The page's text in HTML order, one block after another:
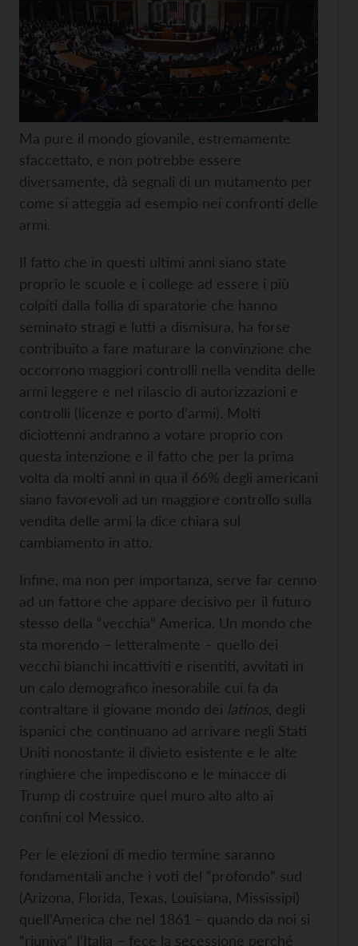
Ma pure il mondo giovanile, estremamente
sfaccettato, e non potrebbe essere
diversamente, dà segnali di un mutamento per
come si atteggia ad esempio nei confronti delle
armi.
Il fatto che in questi ultimi anni siano state
proprio le scuole e i college ad essere i più
colpiti dalla follia di sparatorie che hanno
seminato stragi e lutti a dismisura, ha forse
contribuito a fare maturare la convinzione che
occorrono maggiori controlli nella vendita delle
armi leggere e nel rilascio di autorizzazioni e
controlli (licenze e porto d’armi). Molti
diciottenni andranno a votare proprio con
questa intenzione e il fatto che per la prima
volta da molti anni in qua il 66% degli americani
siano favorevoli ad un maggiore controllo sulla
vendita delle armi la dice chiara sul
cambiamento in atto.
Infine, ma non per importanza, serve far cenno
ad un fattore che appare decisivo per il futuro
stesso della “vecchia” America. Un mondo che
sta morendo – letteralmente – quello dei
vecchi bianchi incattiviti e risentiti, avvitati in
un calo demografico inesorabile cui fa da
contraltare il giovane mondo dei latinos, degli
ispanici che continuano ad arrivare negli Stati
Uniti nonostante il divieto esistente e le alte
ringhiere che impediscono e le minacce di
Trump di costruire quel muro alto alto ai
confini col Messico.
Per le elezioni di medio termine saranno
fondamentali anche i voti del “profondo” sud
(Arizona, Florida, Texas, Louisiana, Mississipi)
quell’America che nel 1861 – quando da noi si
“riuniva” l’Italia – fece la secessione perché